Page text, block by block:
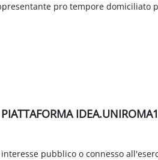
pro tempore domiciliato
pubblico o connesso